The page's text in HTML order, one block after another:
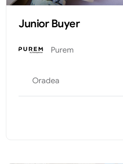
Junior Buyer
Purem
Oradea